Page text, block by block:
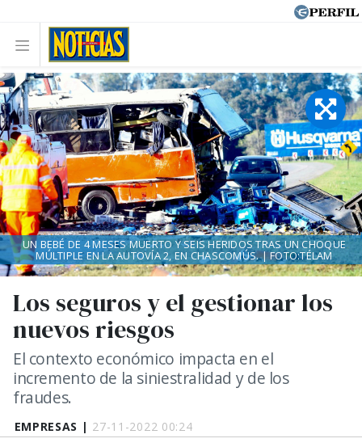
EMPRESAS | 27-11-2022 00:24
Los seguros y el gestionar los
nuevos riesgos
El contexto económico impacta en el
incremento de la siniestralidad y de los
fraudes.
UN BEBÉ DE 4 MESES MUERTO Y SEIS HERIDOS TRAS UN CHOQUE
MÚLTIPLE EN LA AUTOVÍA 2, EN CHASCOMÚS. | FOTO:TÉLAM